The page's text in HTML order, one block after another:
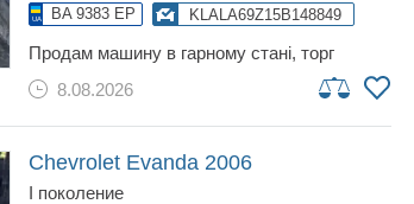
BA 9383 EP KLALA69Z15B148849
продам машину в гарному стані, торг
8.08.2026
Chevrolet Evanda 2006
I поколение